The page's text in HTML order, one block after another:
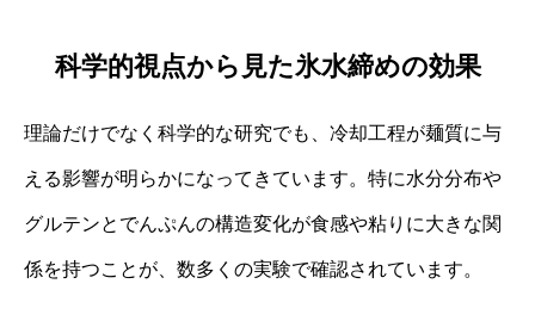
科学的視点から見た氷水締めの効果
理論だけでなく科学的な研究でも、冷却工程が麺質に与
える影響が明らかになってきています。特に水分分布や
グルテンとでんぷんの構造変化が食感や粘りに大きな関
係を持つことが、数多くの実験で確認されています。